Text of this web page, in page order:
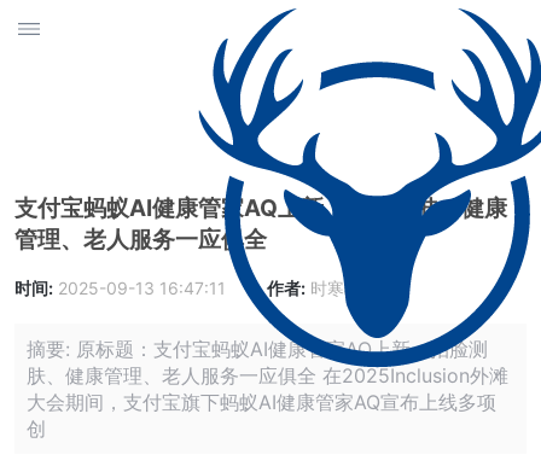
​支付宝蚂蚁AI健康管家AQ上新：拍脸测肤、健康
管理、老人服务一应俱全
时间: 2025-09-13 16:47:11 作者: 时寒峰
摘要: 原标题：​支付宝蚂蚁AI健康管家AQ上新：拍脸测
肤、健康管理、老人服务一应俱全 在2025Inclusion外滩
大会期间，支付宝旗下蚂蚁AI健康管家AQ宣布上线多项
创